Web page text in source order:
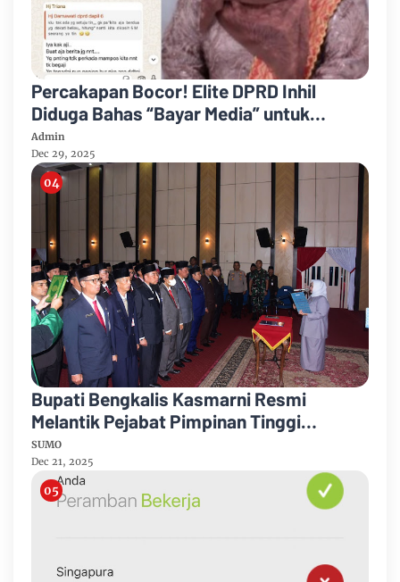
Percakapan Bocor! Elite DPRD Inhil
Diduga Bahas “Bayar Media” untuk
Dukung Kebijakan
Admin
Dec 29, 2025
Bupati Bengkalis Kasmarni Resmi
Melantik Pejabat Pimpinan Tinggi
Pratama
SUMO
Dec 21, 2025